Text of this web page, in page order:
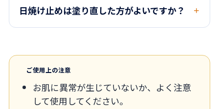
日焼け止めは塗り直した方がよいですか？
ご使用上の注意
お肌に異常が生じていないか、よく注意
して使用してください。